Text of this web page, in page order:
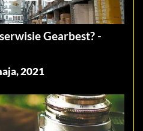
Gearbest? -
2021